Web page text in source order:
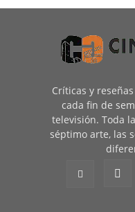
Críticas y
cada fin de
televisión. Toda
séptimo arte, las